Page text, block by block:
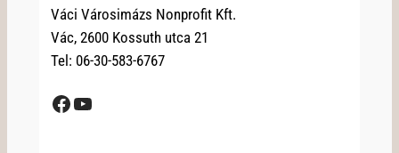
Váci Városimázs Nonprofit Kft.
Vác, 2600 Kossuth utca 21
Tel: 06-30-583-6767
Facebook YouTube